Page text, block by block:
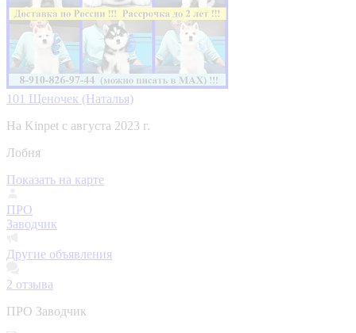
101 Щеночек (Наталья)
На Kinpet c августа 2023 г.
Лобня
Показать на карте
ПРО
Заводчик
Другие объявления
2 отзыва
ПРО Заводчик